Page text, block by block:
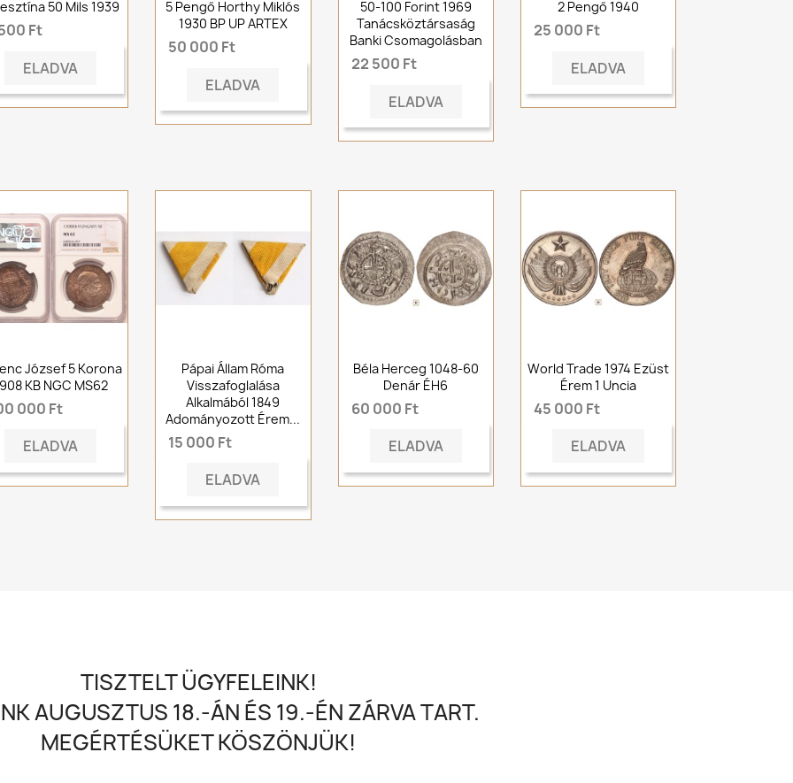
50 Mils 1939
Ft
ELADVA
5 Pengő Horthy Miklós
1930 BP UP ARTEX
50 000 Ft
ELADVA
50-100 Forint 1969
Tanácsköztársaság
Banki Csomagolásban
22 500 Ft
ELADVA
2 Pengő 1940
25 000 Ft
ELADVA
József 5 Korona
KB NGC MS62
000 Ft
ELADVA
Pápai Állam Róma
Visszafoglalása
Alkalmából 1849
Adományozott Érem...
15 000 Ft
ELADVA
Béla Herceg 1048-60
Denár ÉH6
60 000 Ft
ELADVA
World Trade 1974 Ezüst
Érem 1 Uncia
45 000 Ft
ELADVA
TISZTELT ÜGYFELEINK!
AUGUSZTUS 18.-ÁN ÉS 19.-ÉN ZÁRVA TART.
MEGÉRTÉSÜKET KÖSZÖNJÜK!